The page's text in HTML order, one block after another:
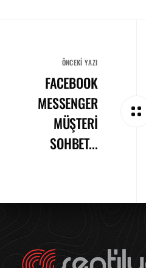
ÖNCEKI YAZI
FACEBOOK
MESSENGER
MÜŞTERI
SOHBET...